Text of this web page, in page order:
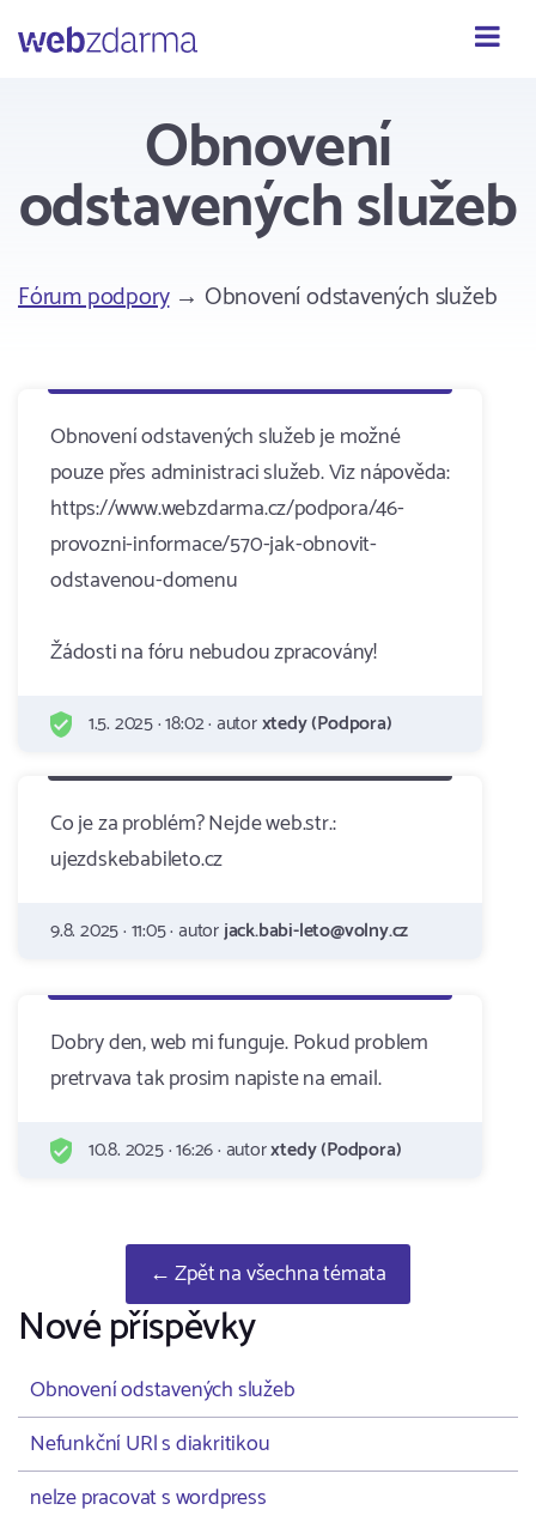
Webzdarma
Obnovení
odstavených služeb
Fórum podpory→ Obnovení odstavených služeb
Obnovení odstavených služeb je možné
pouze přes administraci služeb. Viz nápověda:
https://www.webzdarma.cz/podpora/46-
provozni-informace/570-jak-obnovit-
odstavenou-domenu
Žádosti na fóru nebudou zpracovány!
1.5. 2025 · 18:02 · autorxtedy (Podpora)
Co je za problém? Nejde web.str.:
ujezdskebabileto.cz
9.8. 2025 · 11:05 · autorjack.babi-leto@volny.cz
Dobry den, web mi funguje. Pokud problem
pretrvava tak prosim napiste na email.
10.8. 2025 · 16:26 · autorxtedy (Podpora)
← Zpět na všechna témata
Nové příspěvky
Obnovení odstavených služeb
Nefunkční URl s diakritikou
nelze pracovat s wordpress